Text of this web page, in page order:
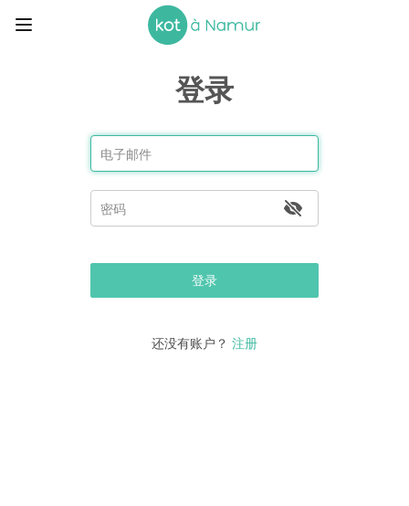
登录
登录
还没有账户？ 注册